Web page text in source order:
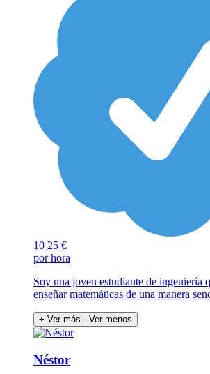
10 25 €
por hora
Soy una joven estudiante de ingeniería
enseñar matemáticas de una manera
+ Ver más - Ver menos
Néstor